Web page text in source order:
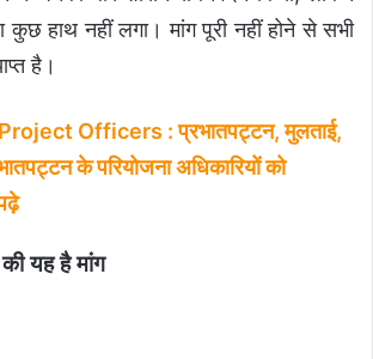
हाथ नहीं लगा। मांग पूरी नहीं होने से सभी
है।
Officers : प्रभातपट्टन, मुलताई,
के परियोजना अधिकारियों को
की यह है मांग